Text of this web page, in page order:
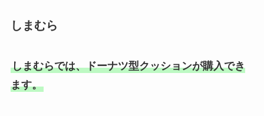
しまむら
しまむらでは、ドーナツ型クッションが購入でき
ます。